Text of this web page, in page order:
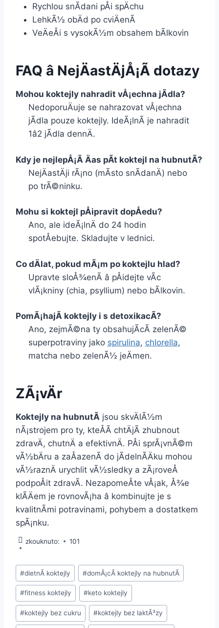
Rychlou snÃ­dani pÅi spÄchu
LehkÃ½ obÄd po cviÄenÃ­
VeÄeÅi s vysokÃ½m obsahem bÃ­lkovin
FAQ â NejÄastÄjÅ¡Ã­ dotazy
Mohou koktejly nahradit vÅ¡echna jÃ­dla?
NedoporuÄuje se nahrazovat vÅ¡echna
jÃ­dla pouze koktejly. IdeÃ¡lnÃ­ je nahradit
1â2 jÃ­dla dennÄ.
Kdy je nejlepÅ¡Ã­ Äas pÃ­t koktejl na hubnutÃ­?
NejÄastÄji rÃ¡no (mÃ­sto snÃ­danÄ) nebo
po trÃ©ninku.
Mohu si koktejl pÅipravit dopÅedu?
Ano, ale ideÃ¡lnÄ do 24 hodin
spotÅebujte. Skladujte v lednici.
Co dÄlat, pokud mÃ¡m po koktejlu hlad?
Upravte sloÅ¾enÃ­ â pÅidejte vÃ­c
vlÃ¡kniny (chia, psyllium) nebo bÃ­lkovin.
PomÃ¡hajÃ­ koktejly i s detoxikacÃ­?
Ano, zejmÃ©na ty obsahujÃ­cÃ­ zelenÃ©
superpotraviny jako spirulina, chlorella,
matcha nebo zelenÃ½ jeÄmen.
ZÃ¡vÄr
Koktejly na hubnutÃ­ jsou skvÄlÃ½m
nÃ¡strojem pro ty, kteÅÃ­ chtÄjÃ­ zhubnout
zdravÄ, chutnÄ a efektivnÄ. PÅi sprÃ¡vnÃ©m
vÃ½bÄru a zaÅazenÃ­ do jÃ­delnÃ­Äku mohou
vÃ½raznÄ urychlit vÃ½sledky a zÃ¡roveÅ
podpoÅit zdravÃ­. NezapomeÅte vÅ¡ak, Å¾e
klÃ­Äem je rovnovÃ¡ha â kombinujte je s
kvalitnÃ­mi potravinami, pohybem a dostatkem
spÃ¡nku.
zkouknuto: 101
Å tÃ­
tky
pÅÃ­
spÄvkÅ¯:
#dietnÃ­ koktejly #domÃ¡cÃ­ koktejly na hubnutÃ­
#fitness koktejly #keto koktejly
#koktejly bez cukru #koktejly bez laktÃ³zy